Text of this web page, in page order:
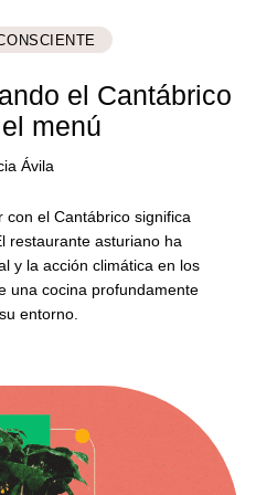
el Cantábrico
menú
Ávila
con el Cantábrico significa
restaurante asturiano ha
y la acción climática en los
una cocina profundamente
entorno.